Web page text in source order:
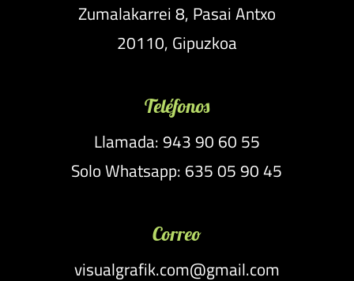
Zumalakarrei 8, Pasai Antxo
20110, Gipuzkoa
Teléfonos
Llamada: 943 90 60 55
Solo Whatsapp: 635 05 90 45
Correo
visualgrafik.com@gmail.com